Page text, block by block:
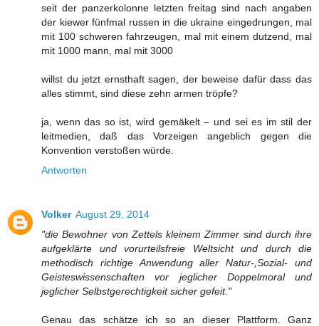
seit der panzerkolonne letzten freitag sind nach angaben
der kiewer fünfmal russen in die ukraine eingedrungen, mal
mit 100 schweren fahrzeugen, mal mit einem dutzend, mal
mit 1000 mann, mal mit 3000
willst du jetzt ernsthaft sagen, der beweise dafür dass das
alles stimmt, sind diese zehn armen tröpfe?
ja, wenn das so ist, wird gemäkelt – und sei es im stil der
leitmedien, daß das Vorzeigen angeblich gegen die
Konvention verstoßen würde.
Antworten
Volker August 29, 2014
"die Bewohner von Zettels kleinem Zimmer sind durch ihre
aufgeklärte und vorurteilsfreie Weltsicht und durch die
methodisch richtige Anwendung aller Natur-,Sozial- und
Geisteswissenschaften vor jeglicher Doppelmoral und
jeglicher Selbstgerechtigkeit sicher gefeit."
Genau das schätze ich so an dieser Plattform. Ganz